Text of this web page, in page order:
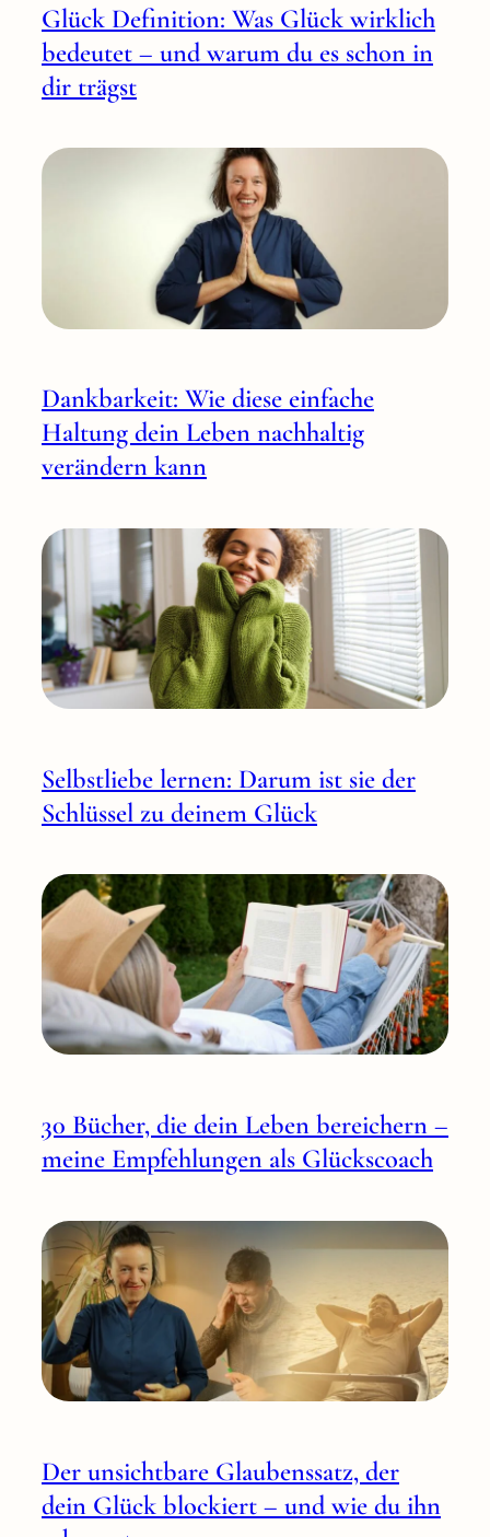
Glück Definition: Was Glück wirklich
bedeutet – und warum du es schon in
dir trägst
Dankbarkeit: Wie diese einfache
Haltung dein Leben nachhaltig
verändern kann
Selbstliebe lernen: Darum ist sie der
Schlüssel zu deinem Glück
30 Bücher, die dein Leben bereichern –
meine Empfehlungen als Glückscoach
Der unsichtbare Glaubenssatz, der
dein Glück blockiert – und wie du ihn